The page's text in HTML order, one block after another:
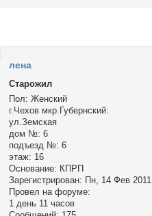
ленa
Старожил
Пол: Женский
г.Чехов мкр.Губернский:
ул.Земская
дом №: 6
подъезд №: 6
этаж: 16
Основание: КПРП
Зарегистрирован: Пн, 14 Фев 2011
Провел на форуме:
1 день 11 часов